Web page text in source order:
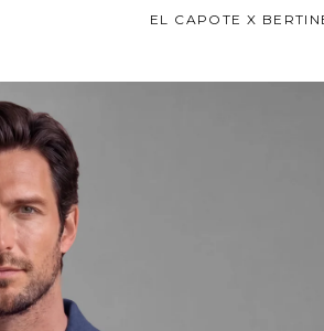
EL CAPOTE X BERTIN